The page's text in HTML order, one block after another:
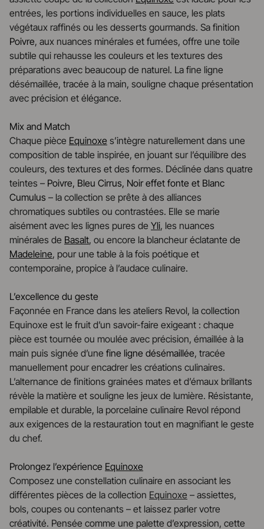
entrées, les portions individuelles en sauce, les plats
végétaux raffinés ou les desserts gourmands. Sa finition
Poivre, aux nuances minérales et fumées, offre une toile
subtile qui rehausse les couleurs et les textures des
préparations avec beaucoup de naturel. La fine ligne
désémaillée, tracée à la main, souligne chaque présentation
avec précision et élégance.
Mix and Match
Chaque pièce Equinoxe s’intègre naturellement dans une
composition de table inspirée, en jouant sur l’équilibre des
couleurs, des textures et des formes. Déclinée dans quatre
teintes – Poivre, Bleu Cirrus, Noir effet fonte et Blanc
Cumulus – la collection se prête à des alliances
chromatiques subtiles ou contrastées. Elle se marie
aisément avec les lignes pures de Yli, les nuances
minérales de Basalt, ou encore la blancheur éclatante de
Madeleine, pour une table à la fois poétique et
contemporaine, propice à l’audace culinaire.
L’excellence du geste
Façonnée en France dans les ateliers Revol, la collection
Equinoxe est le fruit d’un savoir-faire exigeant : chaque
pièce est tournée ou moulée avec précision, émaillée à la
main puis signée d’une fine ligne désémaillée, tracée
manuellement pour encadrer les créations culinaires.
L’alternance de finitions grainées mates et d’émaux brillants
révèle la matière et souligne les jeux de lumière. Résistante,
empilable et durable, la porcelaine culinaire Revol répond
aux exigences de la restauration tout en magnifiant le geste
du chef.
Prolongez l’expérience Equinoxe
Composez une constellation culinaire en associant les
différentes pièces de la collection Equinoxe – assiettes,
bols, coupes ou contenants – et laissez parler votre
créativité. Pensée comme une palette d’expression, cette